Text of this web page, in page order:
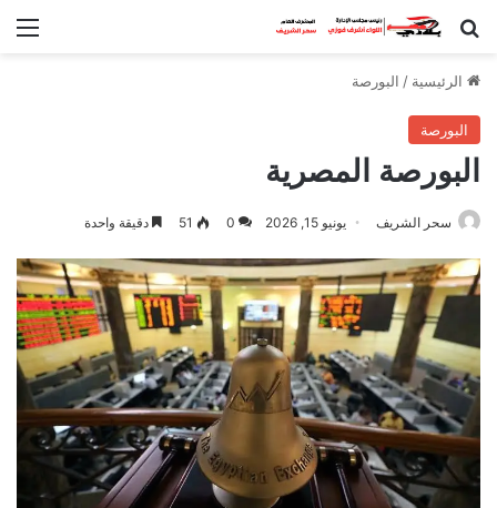
بحث عن
الرئيسية / البورصة
البورصة
البورصة المصرية
سحر الشريف يونيو 15, 2026 0
51 دقيقة واحدة